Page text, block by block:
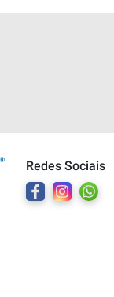
Redes Sociais